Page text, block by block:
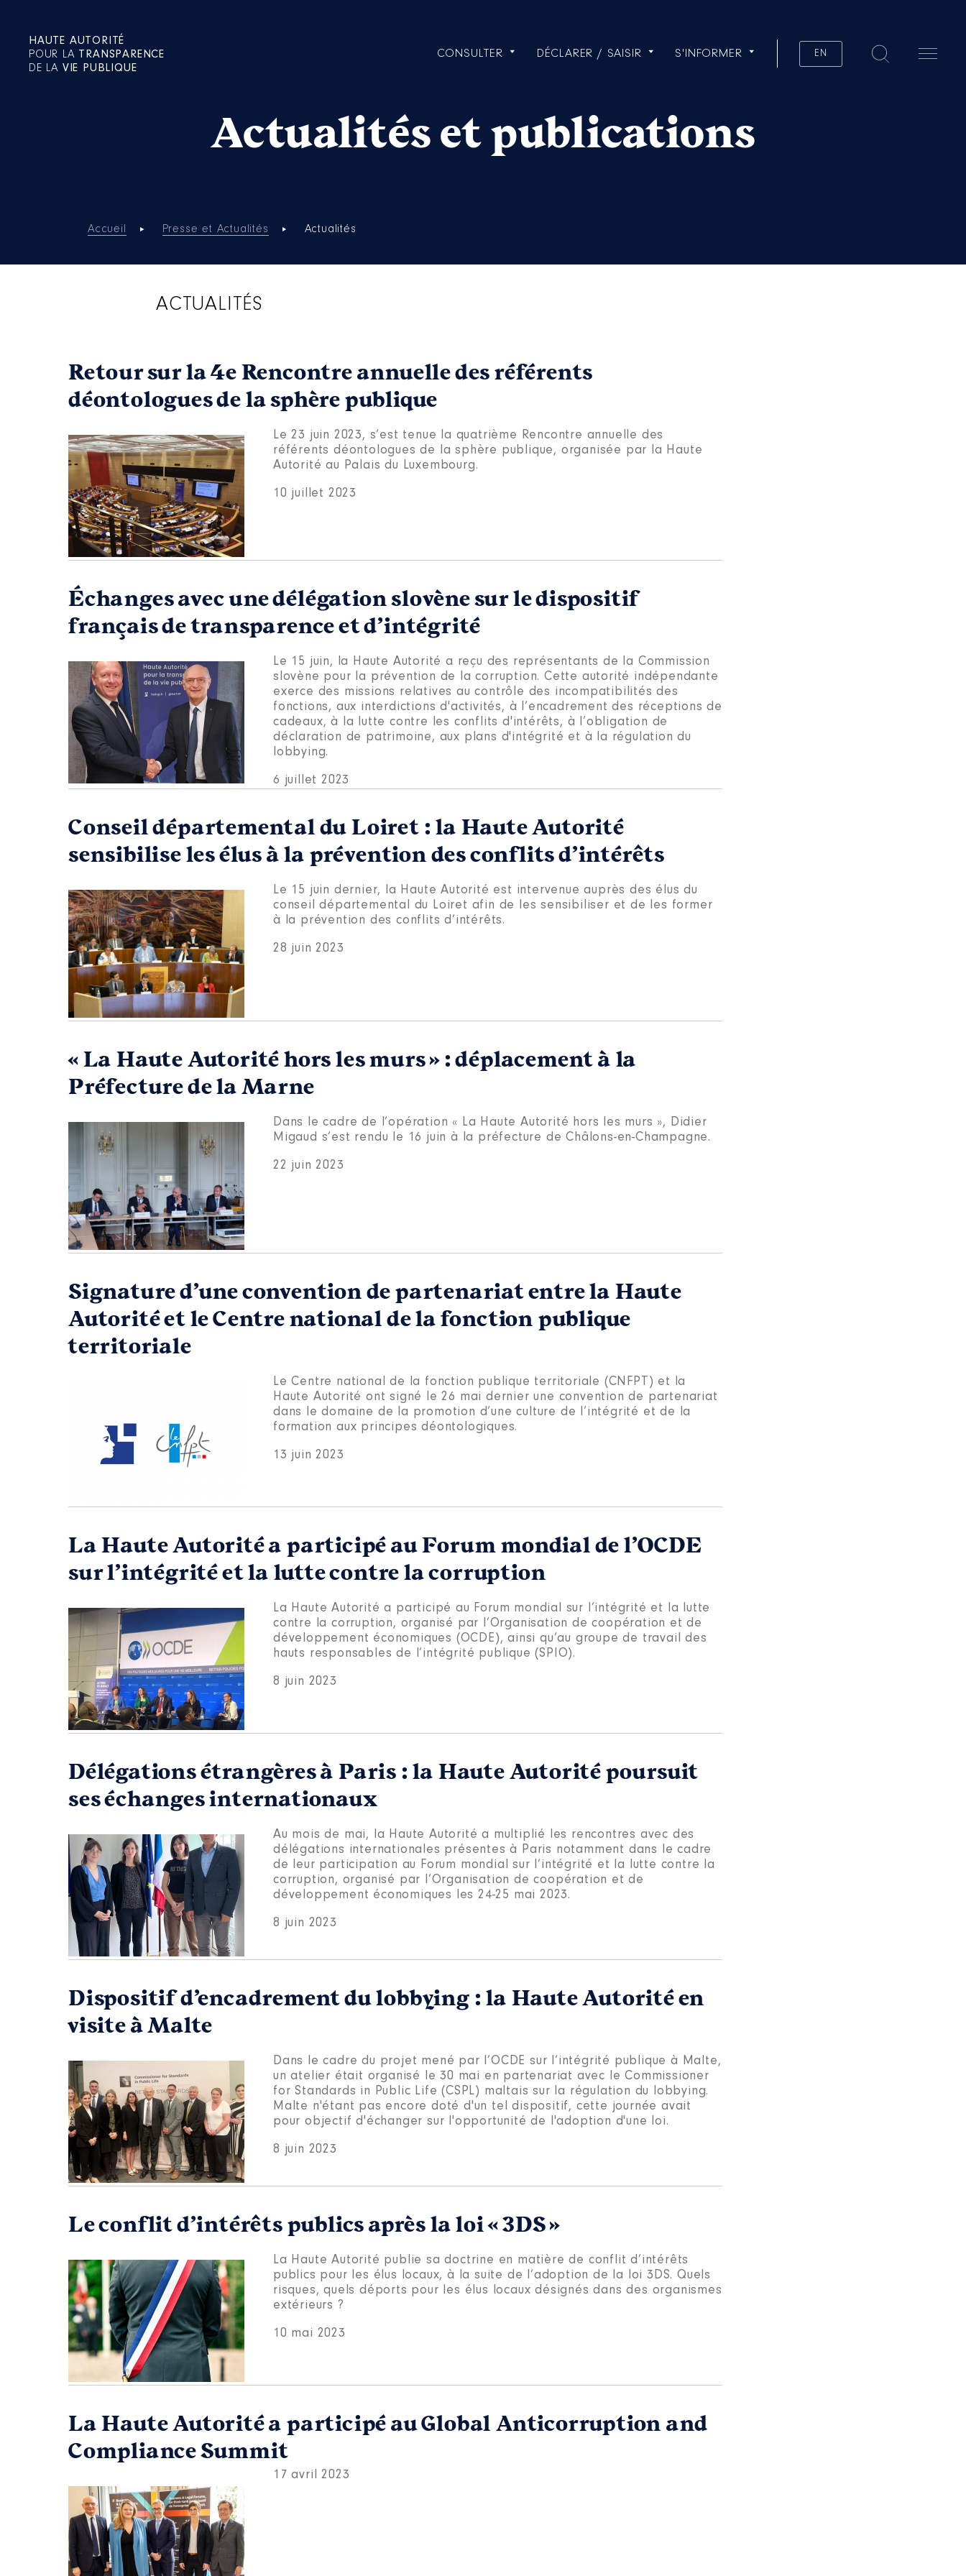
HAUTE AUTORITÉ
POUR LA TRANSPARENCE
DE LA VIE PUBLIQUE
CONSULTER DÉCLARER / SAISIR S'INFORMER EN
Actualités et publications
Accueil Presse et Actualités Actualités
ACTUALITÉS
Retour sur la 4e Rencontre annuelle des référents
déontologues de la sphère publique
Le 23 juin 2023, s’est tenue la quatrième Rencontre annuelle des
référents déontologues de la sphère publique, organisée par la Haute
Autorité au Palais du Luxembourg.
10 juillet 2023
Échanges avec une délégation slovène sur le dispositif
français de transparence et d’intégrité
Le 15 juin, la Haute Autorité a reçu des représentants de la Commission
slovène pour la prévention de la corruption. Cette autorité indépendante
exerce des missions relatives au contrôle des incompatibilités des
fonctions, aux interdictions d'activités, à l’encadrement des réceptions de
cadeaux, à la lutte contre les conflits d'intérêts, à l’obligation de
déclaration de patrimoine, aux plans d'intégrité et à la régulation du
lobbying.
6 juillet 2023
Conseil départemental du Loiret : la Haute Autorité
sensibilise les élus à la prévention des conflits d’intérêts
Le 15 juin dernier, la Haute Autorité est intervenue auprès des élus du
conseil départemental du Loiret afin de les sensibiliser et de les former
à la prévention des conflits d’intérêts.
28 juin 2023
« La Haute Autorité hors les murs » : déplacement à la
Préfecture de la Marne
Dans le cadre de l’opération « La Haute Autorité hors les murs », Didier
Migaud s’est rendu le 16 juin à la préfecture de Châlons-en-Champagne.
22 juin 2023
Signature d’une convention de partenariat entre la Haute
Autorité et le Centre national de la fonction publique
territoriale
Le Centre national de la fonction publique territoriale (CNFPT) et la
Haute Autorité ont signé le 26 mai dernier une convention de partenariat
dans le domaine de la promotion d’une culture de l’intégrité et de la
formation aux principes déontologiques.
13 juin 2023
La Haute Autorité a participé au Forum mondial de l’OCDE
sur l’intégrité et la lutte contre la corruption
La Haute Autorité a participé au Forum mondial sur l’intégrité et la lutte
contre la corruption, organisé par l’Organisation de coopération et de
développement économiques (OCDE), ainsi qu’au groupe de travail des
hauts responsables de l’intégrité publique (SPIO).
8 juin 2023
Délégations étrangères à Paris : la Haute Autorité poursuit
ses échanges internationaux
Au mois de mai, la Haute Autorité a multiplié les rencontres avec des
délégations internationales présentes à Paris notamment dans le cadre
de leur participation au Forum mondial sur l’intégrité et la lutte contre la
corruption, organisé par l’Organisation de coopération et de
développement économiques les 24-25 mai 2023.
8 juin 2023
Dispositif d’encadrement du lobbying : la Haute Autorité en
visite à Malte
Dans le cadre du projet mené par l’OCDE sur l’intégrité publique à Malte,
un atelier était organisé le 30 mai en partenariat avec le Commissioner
for Standards in Public Life (CSPL) maltais sur la régulation du lobbying.
Malte n'étant pas encore doté d'un tel dispositif, cette journée avait
pour objectif d'échanger sur l'opportunité de l'adoption d'une loi.
8 juin 2023
Le conflit d’intérêts publics après la loi « 3DS »
La Haute Autorité publie sa doctrine en matière de conflit d’intérêts
publics pour les élus locaux, à la suite de l’adoption de la loi 3DS. Quels
risques, quels déports pour les élus locaux désignés dans des organismes
extérieurs ?
10 mai 2023
La Haute Autorité a participé au Global Anticorruption and
Compliance Summit
17 avril 2023